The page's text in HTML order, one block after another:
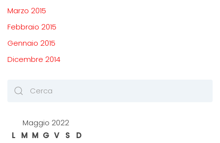
Marzo 2015
Febbraio 2015
Gennaio 2015
Dicembre 2014
Maggio 2022
L
M M G V S
D